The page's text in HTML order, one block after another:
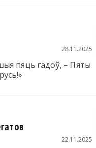
28.11.2025
пяць гадоў, – Пяты
22.11.2025